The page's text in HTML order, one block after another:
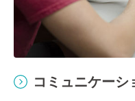
コミュニケーシ